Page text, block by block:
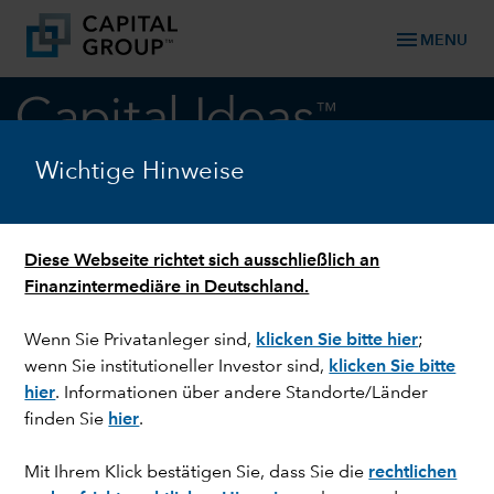
Wichtige Hinweise
Diese Webseite richtet sich ausschließlich an
Finanzintermediäre in Deutschland.
Wenn Sie Privatanleger sind, klicken Sie bitte hier;
wenn Sie institutioneller Investor sind, klicken Sie bitte
hier. Informationen über andere Standorte/Länder
finden Sie hier.
Mit Ihrem Klick bestätigen Sie, dass Sie die rechtlichen
menu MENU
Anleihen
ANLEIHEN
US-Stromversorger: Stabilität
in unsicheren Zeiten